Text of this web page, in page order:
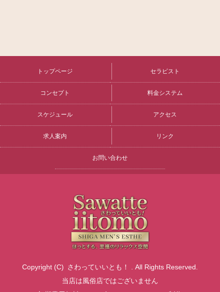
トップページ セラピスト
コンセプト 料金システム
スケジュール アクセス
求人案内 リンク
お問い合わせ
Copyright (C) さわっていいとも！
. All Rights Reserved.
当店は風俗店ではございません